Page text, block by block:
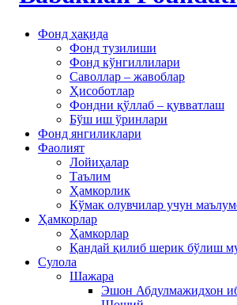
Фонд ҳақида
Фонд тузилиши
Фонд кўнгиллилари
Саволлар – жавоблар
Ҳисоботлар
Фондни қўллаб – қувватлаш
Бўш иш ўринлари
Фонд янгиликлари
Фаолият
Лойиҳалар
Таълим
Ҳамкорлик
Кўмак олувчилар учун
Ҳамкорлар
Ҳамкорлар
Қандай қилиб шерик бўлиш
Сулола
Шажара
Эшон Абдулмажидхон